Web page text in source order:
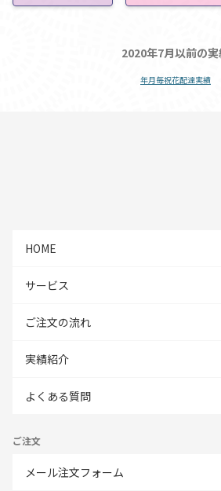
2020年7月以前の
年月毎祝花配達実績
HOME
サービス
ご注文の流れ
実績紹介
よくある質問
ご注文
メール注文フォーム